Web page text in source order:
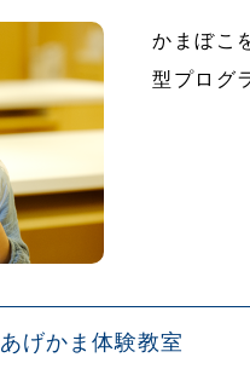
かまぼこ
型プログ
あげかま体験教室